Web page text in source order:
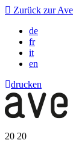
Zurück zur
de
fr
it
en
drucken
20 20